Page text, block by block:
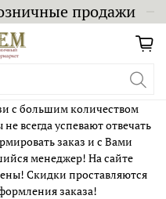
продажи
с большим количеством
всегда успевают отвечать
заказ и с Вами
менеджер! На сайте
Скидки проставляются
заказа!